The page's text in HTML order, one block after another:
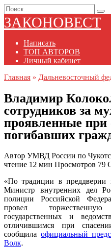
Перейти
к
содержанию
Search
for:
ЗАКОНОВЕСТ
Написать
ТОП АВТОРОВ
Личный кабинет
Главная » Дальневосточный
Владимир
сотрудников за
проявленные при
погибавших
Автор УМВД России по
чтение 12 мин Просмотров 79
«По традиции в преддверии
Министр внутренних дел
полиции Российской
провел
государственных и
отличившимся при
сообщилаофициальный
Волк.